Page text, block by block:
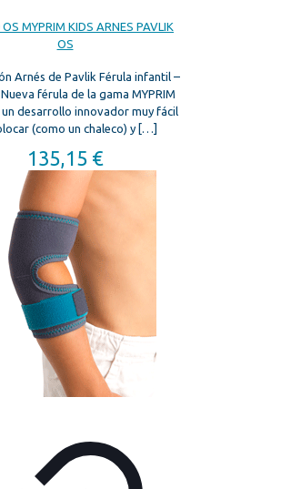
MYPRIM KIDS ARNES PAVLIK
OS
Arnés de Pavlik Férula infantil –
férula de la gama MYPRIM
un desarrollo innovador muy fácil
(como un chaleco) y[…]
135,15 €